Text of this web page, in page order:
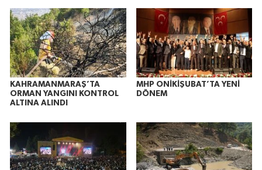
KAHRAMANMARAŞ’TA
ORMAN YANGINI KONTROL
ALTINA ALINDI
MHP ONİKİŞUBAT’TA YENİ
DÖNEM